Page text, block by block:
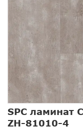
SPC ламинат
ZH-81010-4